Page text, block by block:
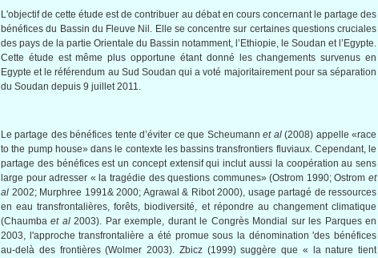
L'objectifdecette étude estdecontribuer au débaten cours concernantlepartage des
bénéfices du Bassin du Fleuve Nil. Elle se concentre sur certainesquestions cruciales
des pays de la partie Orientale du Bassin notamment, l’Ethiopie, le Soudan et l’Egypte.
Cette étude est même plus opportune étant donné leschangements survenus en
Egypte et leréférendum au Sud Soudan qui avoté majoritairementpour sa séparation
du Soudan depuis 9 juillet2011.
Lepartage des bénéfices tente d’éviter ce que Scheumann et al(2008) appelle «race
to the pump house» dans le contexte les bassins transfrontiers fluviaux. Cependant, le
partage des bénéfices estun concept extensifquiinclut aussi la coopération ausens
large pouradresser « la tragédie des questions communes» (Ostrom 1990;Ostrom et
al 2002; Murphree 1991& 2000; Agrawal & Ribot 2000), usage partagé de ressources
en eau transfrontalières, forêts, biodiversité, et répondre au changement climatique
(Chaumbaet al2003). Parexemple, durantle Congrès Mondial surles Parquesen
2003, l'approche transfrontalière a été promue sous la dénomination 'des bénéfices
au-delà des frontières(Wolmer 2003). Zbicz(1999)suggère que « la nature tient